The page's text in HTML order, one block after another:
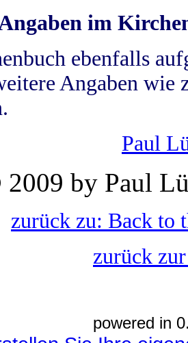
im
ebenfalls
Angaben wie
Paul
by Paul
zurück zu: Back to
zurück
powered in